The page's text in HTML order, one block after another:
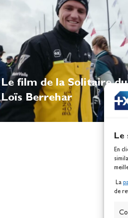
Le
En
La
de
Le film de la Solitaire
Loïs Berrehar